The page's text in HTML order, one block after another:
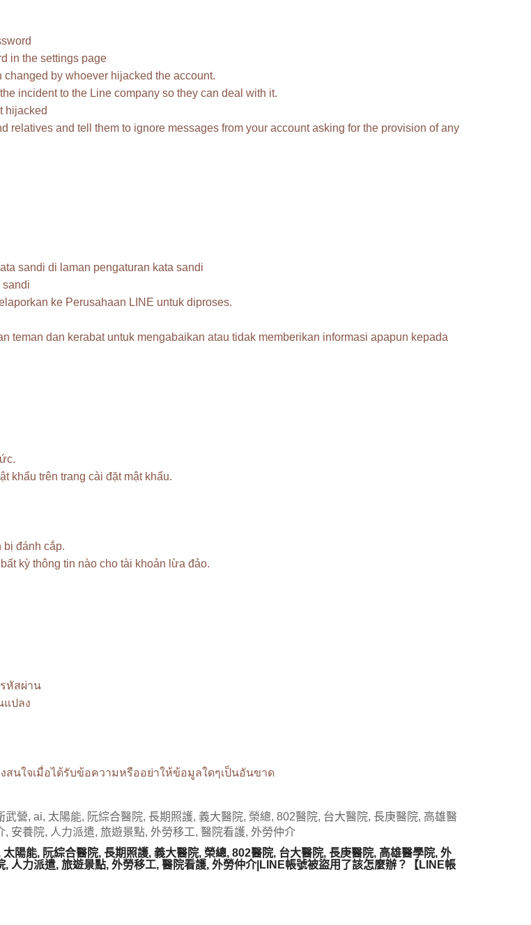
in the settings page
by whoever hijacked the account.
incident to the Line company so they can deal with it.
hijacked
relatives and tell them to ignore messages from your account asking for the provision of any
sandi di laman pengaturan kata sandi
sandi
ke Perusahaan LINE untuk diproses.
teman dan kerabat untuk mengabaikan atau tidak memberikan informasi apapun kepada
trên trang cài đặt mật khẩu.
đánh cắp.
kỳ thông tin nào cho tài khoản lừa đảo.
หัสผ่าน
แปลง
นใจเมื่อได้รับข้อความหรืออย่าให้ข้อมูลใดๆเป็นอันขาด
營, ai, 太陽能, 阮綜合醫院, 長期照護, 義大醫院, 榮總, 802醫院, 台大醫院, 長庚醫院, 高雄醫
安養院, 人力派遣, 旅遊景點, 外勞移工, 醫院看護, 外勞仲介
陽能, 阮綜合醫院, 長期照護, 義大醫院, 榮總, 802醫院, 台大醫院, 長庚醫院, 高雄醫學院, 外
人力派遣, 旅遊景點, 外勞移工, 醫院看護, 外勞仲介|LINE帳號被盜用了該怎麼辦？【LINE帳